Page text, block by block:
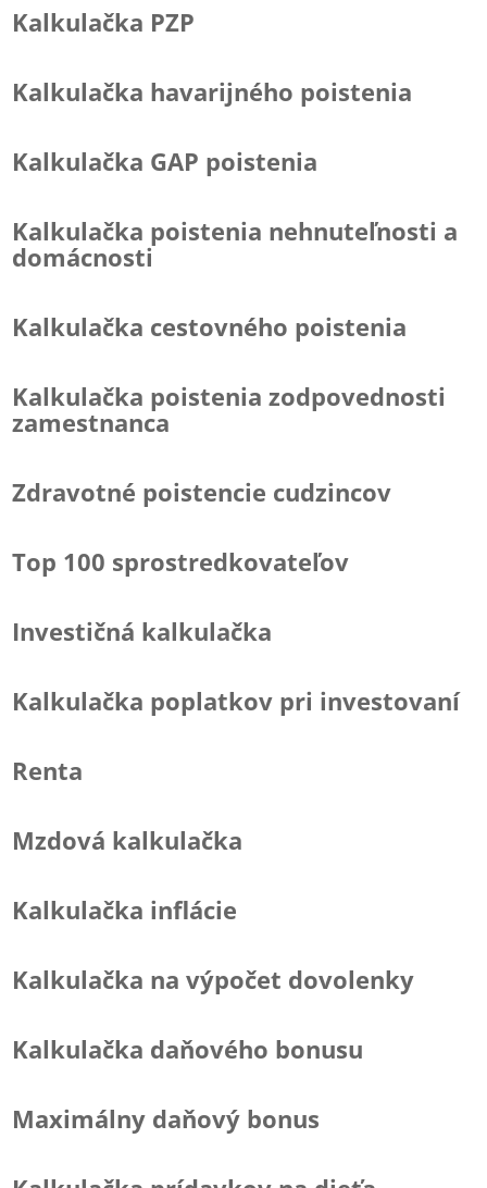
Kalkulačka PZP
Kalkulačka havarijného poistenia
Kalkulačka GAP poistenia
Kalkulačka poistenia nehnuteľnosti a
domácnosti
Kalkulačka cestovného poistenia
Kalkulačka poistenia zodpovednosti
zamestnanca
Zdravotné poistencie cudzincov
Top 100 sprostredkovateľov
Investičná kalkulačka
Kalkulačka poplatkov pri investovaní
Renta
Mzdová kalkulačka
Kalkulačka inflácie
Kalkulačka na výpočet dovolenky
Kalkulačka daňového bonusu
Maximálny daňový bonus